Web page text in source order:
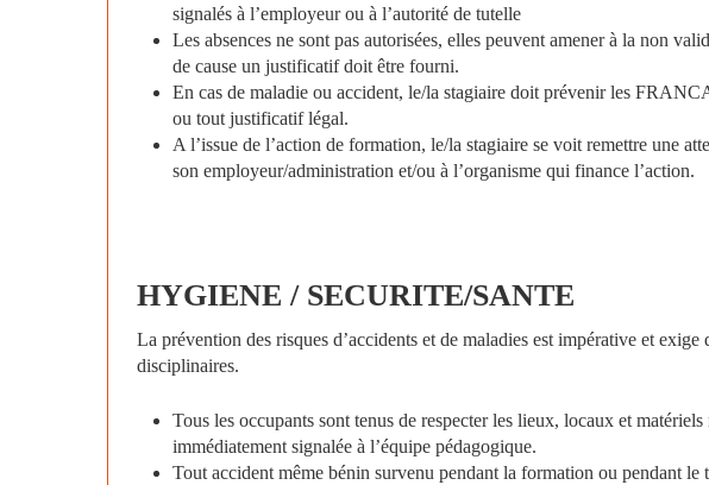
signalés à l’employeur ou à l’autorité de tutelle
Les absences ne sont pas autorisées, elles peuvent amener à la non
de cause un justificatif doit être fourni.
En cas de maladie ou accident, le/la stagiaire doit prévenir les
ou tout justificatif légal.
A l’issue de l’action de formation, le/la stagiaire se voit remettre une
son employeur/administration et/ou à l’organisme qui finance l’action.
HYGIENE / SECURITE/SANTE
La prévention des risques d’accidents et de maladies est impérative et
disciplinaires.
Tous les occupants sont tenus de respecter les lieux, locaux et
immédiatement signalée à l’équipe pédagogique.
Tout accident même bénin survenu pendant la formation ou pendant